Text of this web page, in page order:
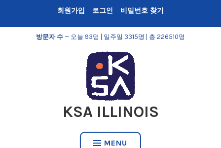
content
회원가입 로그인 비밀번호 찾기
방문자 수 — 오늘 93명 | 일주일 3315명 | 총 226510명
KSA ILLINOIS
MENU